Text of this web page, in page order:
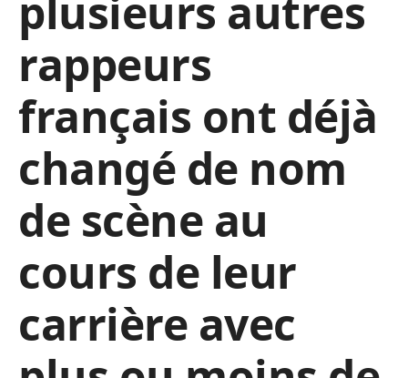
plusieurs autres
rappeurs
français ont déjà
changé de nom
de scène au
cours de leur
carrière avec